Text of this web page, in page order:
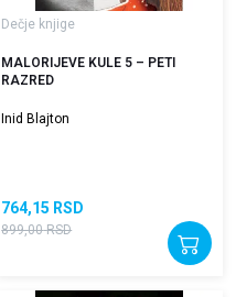
Dečje knjige
MALORIJEVE KULE 5 – PETI
RAZRED
Inid Blajton
764,15 RSD
899,00 RSD